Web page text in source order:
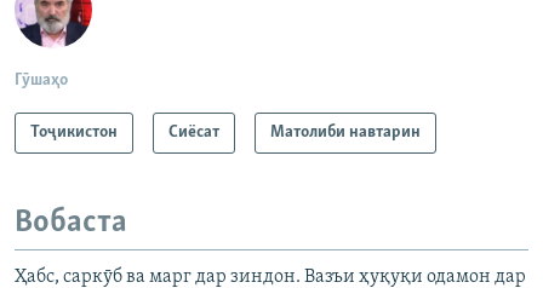
Гӯшаҳо
Тоҷикистон Сиёсат Матолиби навтарин
Вобаста
Ҳабс, саркӯб ва марг дар зиндон. Вазъи ҳуқуқи одамон дар